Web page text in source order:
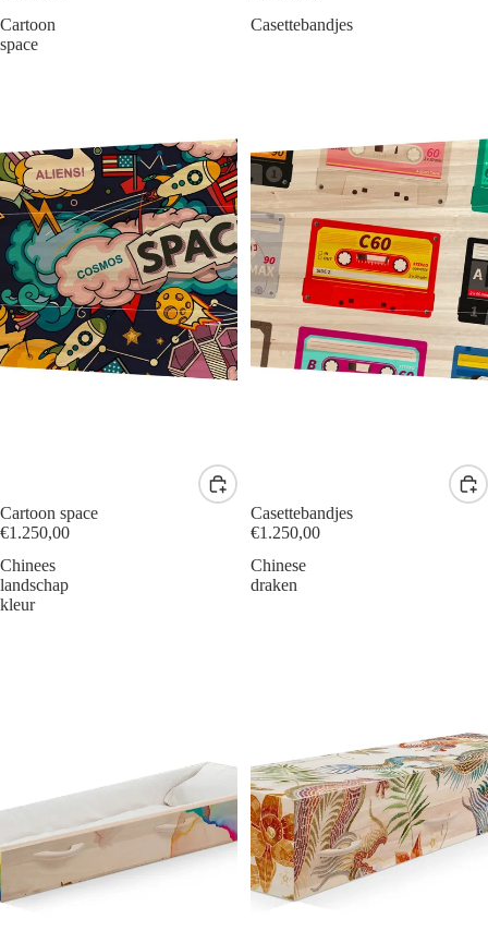
Cartoon
space
Cartoon space
€1.250,00
Casettebandjes
Casettebandjes
€1.250,00
Chinees
landschap
kleur
Chinese
draken